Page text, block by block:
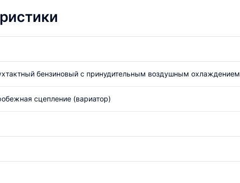
бензиновый с принудительным воздушным охлаждением
сцепление (вариатор)